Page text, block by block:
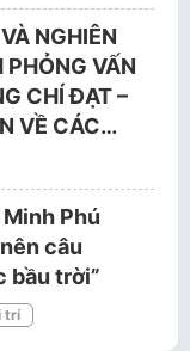
NGHIÊN
VẤN
CHÍ ĐẠT –
VỀ CÁC…
Phú
câu
bầu trời”
trí